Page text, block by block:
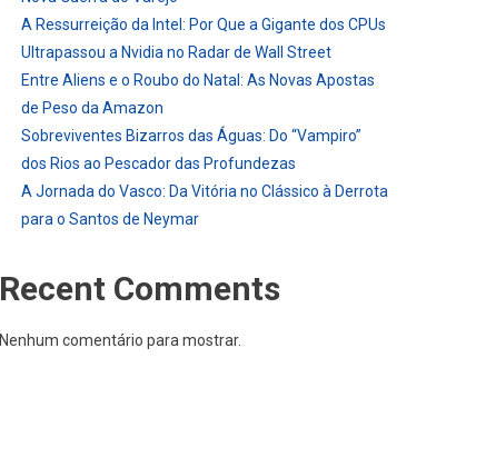
A Ressurreição da Intel: Por Que a Gigante dos CPUs
Ultrapassou a Nvidia no Radar de Wall Street
Entre Aliens e o Roubo do Natal: As Novas Apostas
de Peso da Amazon
Sobreviventes Bizarros das Águas: Do “Vampiro”
dos Rios ao Pescador das Profundezas
A Jornada do Vasco: Da Vitória no Clássico à Derrota
para o Santos de Neymar
Recent Comments
Nenhum comentário para mostrar.